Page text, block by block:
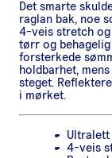
Det smarte
raglan bak, noe
4-veis stretch
tørr og
forsterkede
holdbarhet,
steget.
i mørket.
4-veis